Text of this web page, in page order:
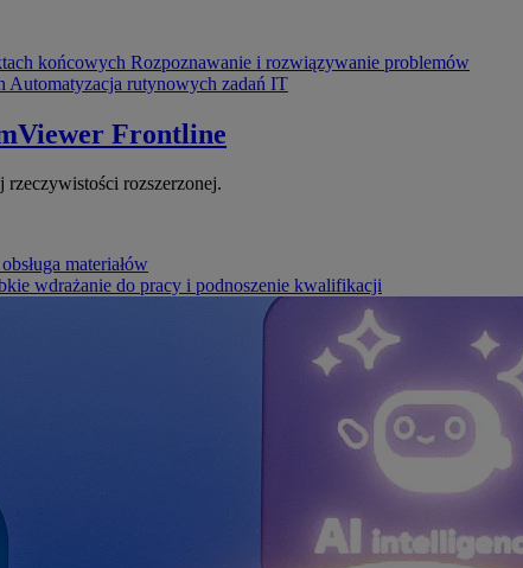
końcowych Rozpoznawanie i rozwiązywanie problemów
Automatyzacja rutynowych zadań IT
Frontline
rozszerzonej.
materiałów
wdrażanie do pracy i podnoszenie kwalifikacji